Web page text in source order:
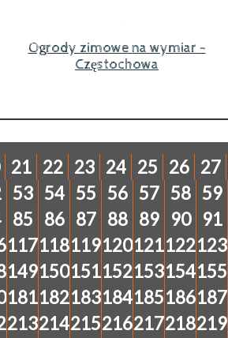
Ogrody zimowe na wymiar -
Częstochowa
21 22 23 24 25 26 27
53 54 55 56 57 58 59
85 86 87 88 89 90 91
117118119120121122123
149150151152153154155
181182183184185186187
213214215216217218219